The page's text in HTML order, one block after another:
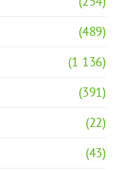
(489)
(1 136)
(391)
(22)
(43)